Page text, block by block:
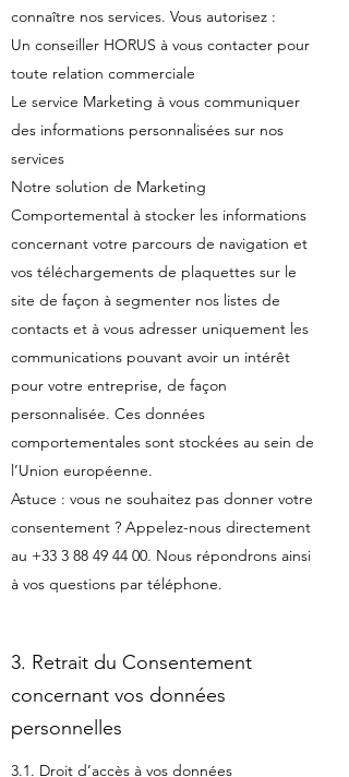
connaître nos services. Vous autorisez :
Un conseiller HORUS à vous contacter pour
toute relation commerciale
Le service Marketing à vous communiquer
des informations personnalisées sur nos
services
Notre solution de Marketing
Comportemental à stocker les informations
concernant votre parcours de navigation et
vos téléchargements de plaquettes sur le
site de façon à segmenter nos listes de
contacts et à vous adresser uniquement les
communications pouvant avoir un intérêt
pour votre entreprise, de façon
personnalisée. Ces données
comportementales sont stockées au sein de
l’Union européenne.
Astuce : vous ne souhaitez pas donner votre
consentement ? Appelez-nous directement
au +33 3 88 49 44 00. Nous répondrons ainsi
à vos questions par téléphone.
3. Retrait du Consentement
concernant vos données
personnelles
3.1. Droit d’accès à vos données